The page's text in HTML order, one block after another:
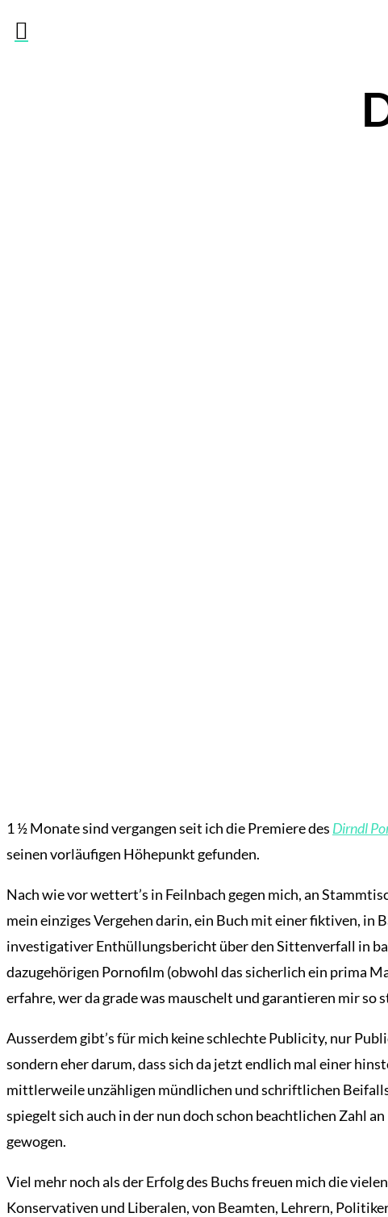

1 ½ Monate sind vergangen seit ich die Premiere des Dirndl
seinen vorläufigen Höhepunkt gefunden.
Nach wie vor wettert’s in Feilnbach gegen mich, an
mein einziges Vergehen darin, ein Buch mit einer fiktiven, in
investigativer Enthüllungsbericht über den Sittenverfall in
dazugehörigen Pornofilm (obwohl das sicherlich ein prima
erfahre, wer da grade was mauschelt und garantieren mir
Ausserdem gibt’s für mich keine schlechte Publicity, nur
sondern eher darum, dass sich da jetzt endlich mal einer
mittlerweile unzähligen mündlichen und schriftlichen
spiegelt sich auch in der nun doch schon beachtlichen Zahl
gewogen.
Viel mehr noch als der Erfolg des Buchs freuen mich die
Konservativen und Liberalen, von Beamten, Lehrern,